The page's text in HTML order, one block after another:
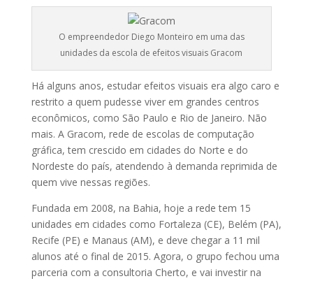
O empreendedor Diego Monteiro em uma das
unidades da escola de efeitos visuais Gracom
Há alguns anos, estudar efeitos visuais era algo caro e
restrito a quem pudesse viver em grandes centros
econômicos, como São Paulo e Rio de Janeiro. Não
mais. A Gracom, rede de escolas de computação
gráfica, tem crescido em cidades do Norte e do
Nordeste do país, atendendo à demanda reprimida de
quem vive nessas regiões.
Fundada em 2008, na Bahia, hoje a rede tem 15
unidades em cidades como Fortaleza (CE), Belém (PA),
Recife (PE) e Manaus (AM), e deve chegar a 11 mil
alunos até o final de 2015. Agora, o grupo fechou uma
parceria com a consultoria Cherto, e vai investir na